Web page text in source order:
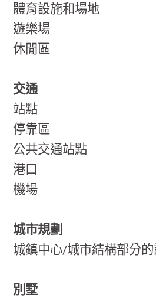
體育設施和場地
遊樂場
休閒區
交通
站點
停靠區
公共交通站點
港口
機場
城市規劃
城鎮中心/城市結構部分
別墅